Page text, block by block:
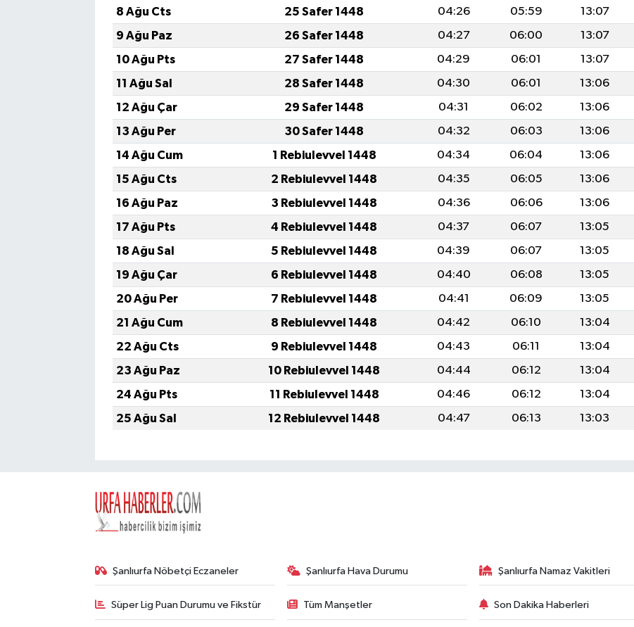
8 Ağu Cts
25 Safer 1448 04:26 05:59 13:07
9 Ağu Paz
26 Safer 1448 04:27 06:00 13:07
10 Ağu Pts
27 Safer 1448 04:29 06:01 13:07
11 Ağu Sal
28 Safer 1448 04:30 06:01 13:06
12 Ağu Çar
29 Safer 1448 04:31 06:02 13:06
13 Ağu Per
30 Safer 1448 04:32 06:03 13:06
14 Ağu Cum
1 Rebiulevvel 1448 04:34 06:04 13:06
15 Ağu Cts
2 Rebiulevvel 1448 04:35 06:05 13:06
16 Ağu Paz
3 Rebiulevvel 1448 04:36 06:06 13:06
17 Ağu Pts
4 Rebiulevvel 1448 04:37 06:07 13:05
18 Ağu Sal
5 Rebiulevvel 1448 04:39 06:07 13:05
19 Ağu Çar
6 Rebiulevvel 1448 04:40 06:08 13:05
20 Ağu Per
7 Rebiulevvel 1448 04:41 06:09 13:05
21 Ağu Cum
8 Rebiulevvel 1448 04:42 06:10 13:04
22 Ağu Cts
9 Rebiulevvel 1448 04:43 06:11 13:04
23 Ağu Paz
10 Rebiulevvel 1448 04:44 06:12 13:04
24 Ağu Pts
11 Rebiulevvel 1448 04:46 06:12 13:04
25 Ağu Sal
12 Rebiulevvel 1448 04:47 06:13 13:03
Şanlıurfa Nöbetçi Eczaneler Şanlıurfa Hava Durumu Şanlıurfa Namaz Vakitleri
Süper Lig Puan Durumu ve Fikstür Tüm Manşetler Son Dakika Haberleri